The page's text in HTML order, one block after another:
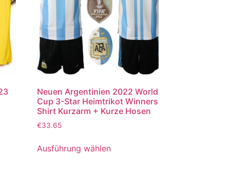
Neuen Argentinien 2022 World
Cup 3-Star Heimtrikot Winners
Shirt Kurzarm + Kurze Hosen
€33.65
Ausführung wählen